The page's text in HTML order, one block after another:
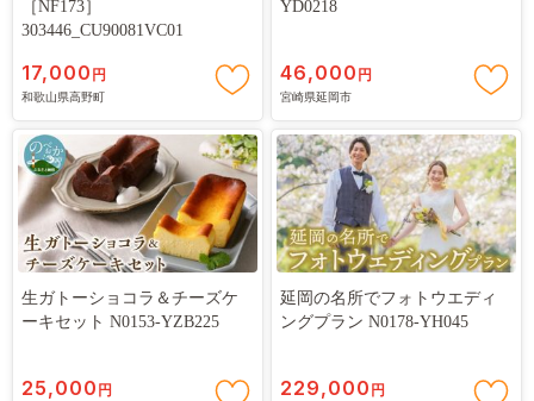
［NF173］
303446_CU90081VC01
17,000 円
和歌山県高野町
YD0218
46,000 円
宮崎県延岡市
生ガトーショコラ＆チーズケ
ーキセット N0153-YZB225
25,000 円
延岡の名所でフォトウエディ
ングプラン N0178-YH045
229,000 円